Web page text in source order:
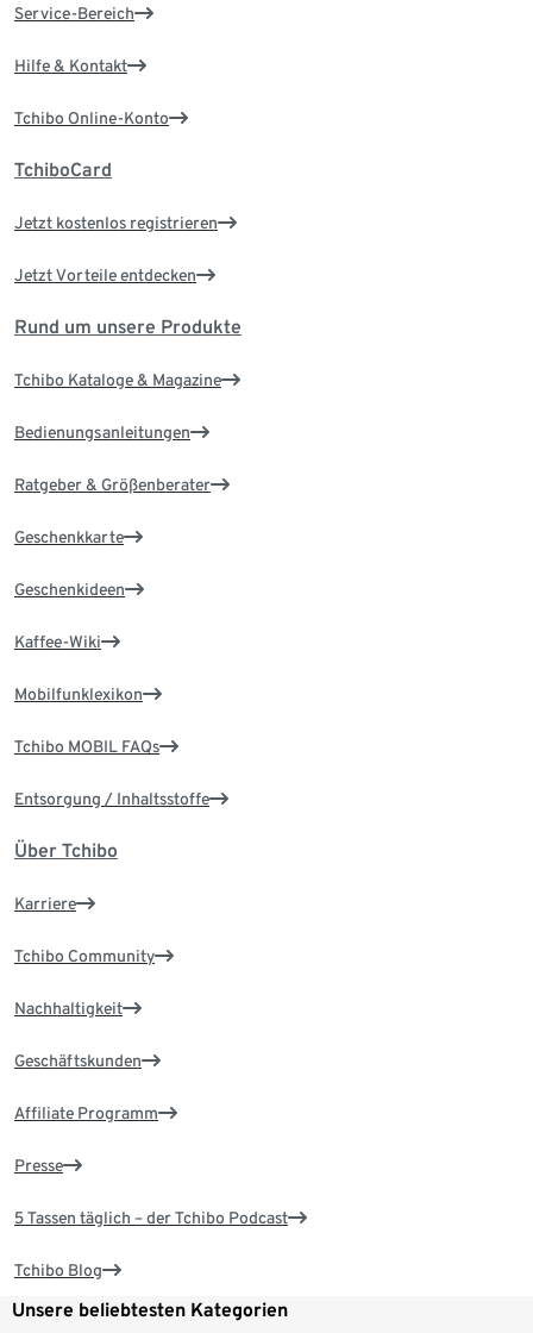
Service-Bereich
Hilfe & Kontakt
Tchibo Online-Konto
TchiboCard
Jetzt kostenlos registrieren
Jetzt Vorteile entdecken
Rund um unsere Produkte
Tchibo Kataloge & Magazine
Bedienungsanleitungen
Ratgeber & Größenberater
Geschenkkarte
Geschenkideen
Kaffee-Wiki
Mobilfunklexikon
Tchibo MOBIL FAQs
Entsorgung / Inhaltsstoffe
Über Tchibo
Karriere
Tchibo Community
Nachhaltigkeit
Geschäftskunden
Affiliate Programm
Presse
5 Tassen täglich – der Tchibo Podcast
Tchibo Blog
Unsere beliebtesten Kategorien